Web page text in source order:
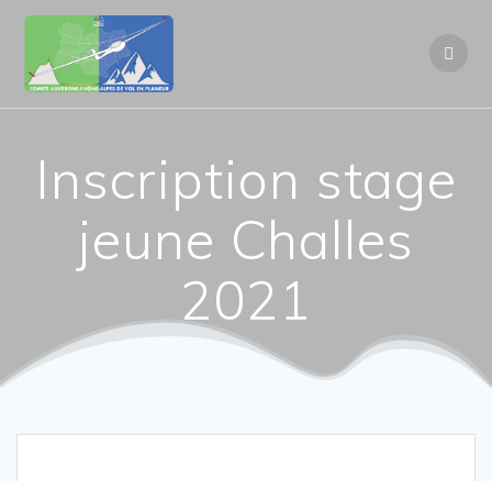
Inscription stage
jeune Challes
2021